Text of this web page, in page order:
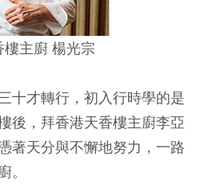
樓主廚 楊光宗
十才轉行，初入行時學的是
後，拜香港天香樓主廚李亞
著天分與不懈地努力，一路
。